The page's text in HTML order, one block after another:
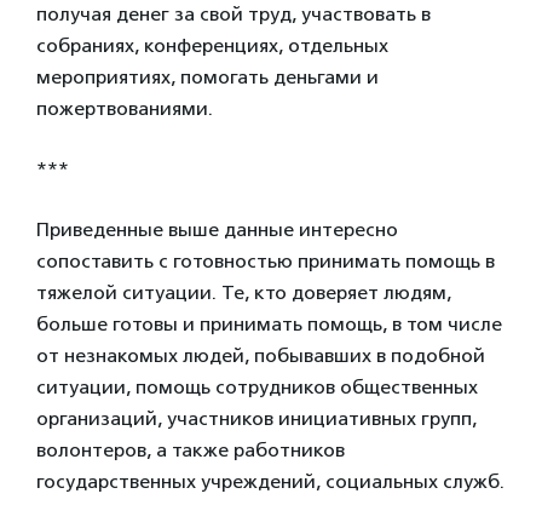
получая денег за свой труд, участвовать в
собраниях, конференциях, отдельных
мероприятиях, помогать деньгами и
пожертвованиями.
***
Приведенные выше данные интересно
сопоставить с готовностью принимать помощь в
тяжелой ситуации. Те, кто доверяет людям,
больше готовы и принимать помощь, в том числе
от незнакомых людей, побывавших в подобной
ситуации, помощь сотрудников общественных
организаций, участников инициативных групп,
волонтеров, а также работников
государственных учреждений, социальных служб.